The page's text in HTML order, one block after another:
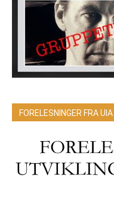
FORELESNINGER FRA UIA